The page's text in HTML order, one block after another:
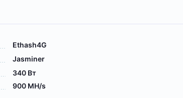
Ethash4G
Jasminer
340 Вт
900 MH/s